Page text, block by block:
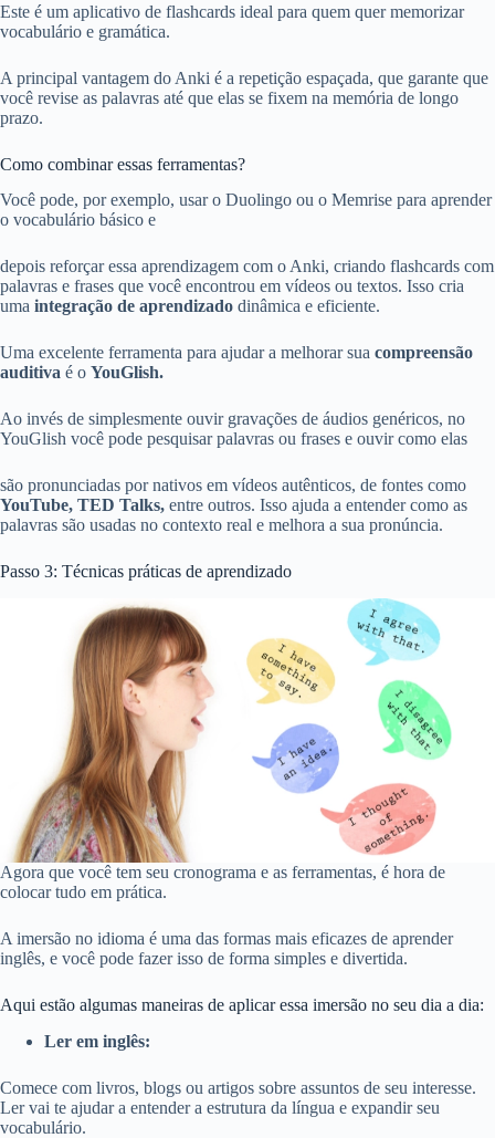
Este é um aplicativo de flashcards ideal para quem quer memorizar
vocabulário e gramática.
A principal vantagem do Anki é a repetição espaçada, que garante que
você revise as palavras até que elas se fixem na memória de longo
prazo.
Como combinar essas ferramentas?
Você pode, por exemplo, usar o Duolingo ou o Memrise para aprender
o vocabulário básico e
depois reforçar essa aprendizagem com o Anki, criando flashcards com
palavras e frases que você encontrou em vídeos ou textos. Isso cria
uma integração de aprendizado dinâmica e eficiente.
Uma excelente ferramenta para ajudar a melhorar sua compreensão
auditiva é o YouGlish.
Ao invés de simplesmente ouvir gravações de áudios genéricos, no
YouGlish você pode pesquisar palavras ou frases e ouvir como elas
são pronunciadas por nativos em vídeos autênticos, de fontes como
YouTube, TED Talks, entre outros. Isso ajuda a entender como as
palavras são usadas no contexto real e melhora a sua pronúncia.
Passo 3: Técnicas práticas de aprendizado
Agora que você tem seu cronograma e as ferramentas, é hora de
colocar tudo em prática.
A imersão no idioma é uma das formas mais eficazes de aprender
inglês, e você pode fazer isso de forma simples e divertida.
Aqui estão algumas maneiras de aplicar essa imersão no seu dia a dia:
Ler em inglês:
Comece com livros, blogs ou artigos sobre assuntos de seu interesse.
Ler vai te ajudar a entender a estrutura da língua e expandir seu
vocabulário.